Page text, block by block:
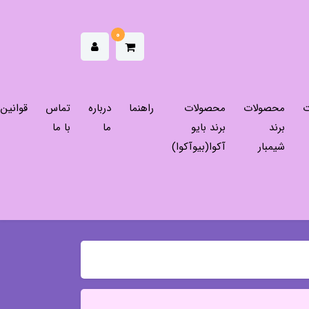
0
محصولات
برند
شیمبار
محصولات
برند بایو
آکوا(بیوآکوا)
راهنما
درباره
ما
تماس
با ما
قوانین